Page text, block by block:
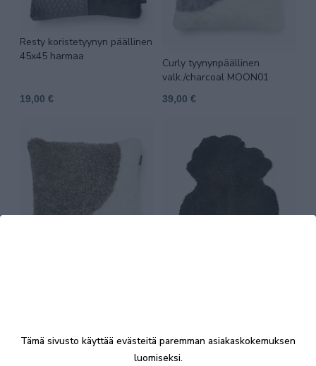
Resty koristetyynyn päällinen
45x45 harmaa
19,00 €
Curly tyynynpäällinen
valk./charcoal MOON01
39,00 €
Tämä sivusto käyttää evästeitä paremman asiakaskokemuksen
luomiseksi.